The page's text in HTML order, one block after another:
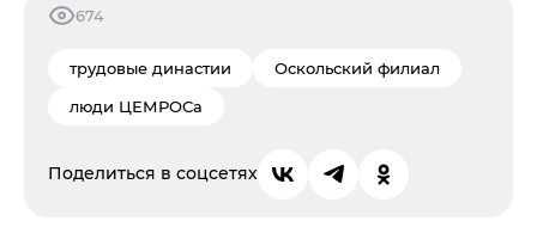
674
трудовые династии
Оскольский филиал
люди ЦЕМРОСа
Поделиться в соцсетях